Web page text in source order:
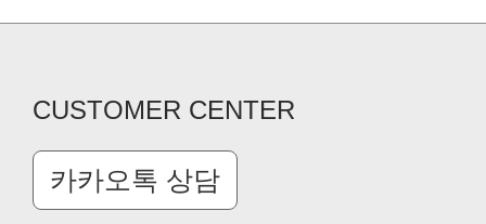
CUSTOMER CENTER
카카오톡 상담